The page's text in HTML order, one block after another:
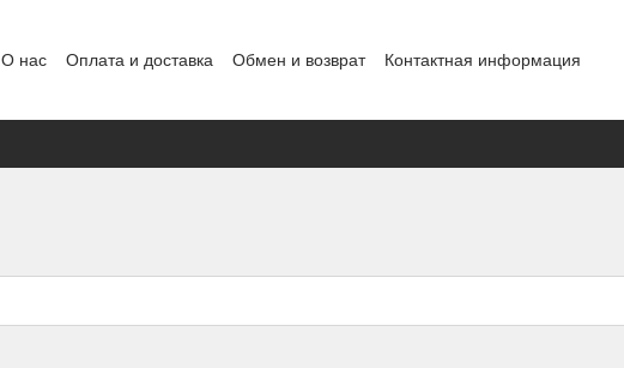
О нас Оплата и доставка Обмен и возврат
Контактная информация